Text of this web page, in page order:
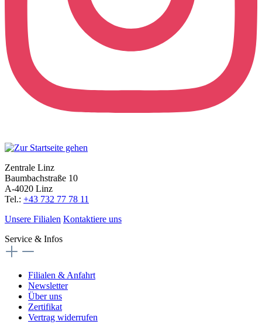
Zentrale Linz
Baumbachstraße 10
A-4020 Linz
Tel.: +43 732 77 78 11
Unsere Filialen Kontaktiere uns
Service & Infos
Filialen & Anfahrt
Newsletter
Über uns
Zertifikat
Vertrag widerrufen